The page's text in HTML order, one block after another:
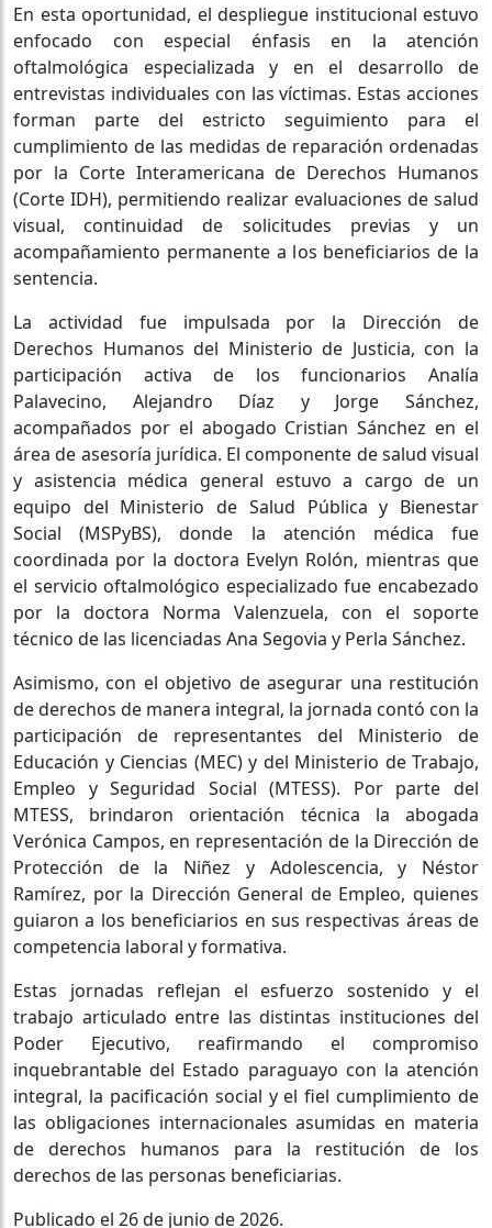
En esta oportunidad, el despliegue institucional estuvo
enfocado con especial énfasis en la atención
oftalmológica especializada y en el desarrollo de
entrevistas individuales con las víctimas. Estas acciones
forman parte del estricto seguimiento para el
cumplimiento de las medidas de reparación ordenadas
por la Corte Interamericana de Derechos Humanos
(Corte IDH), permitiendo realizar evaluaciones de salud
visual, continuidad de solicitudes previas y un
acompañamiento permanente a los beneficiarios de la
sentencia.
La actividad fue impulsada por la Dirección de
Derechos Humanos del Ministerio de Justicia, con la
participación activa de los funcionarios Analía
Palavecino, Alejandro Díaz y Jorge Sánchez,
acompañados por el abogado Cristian Sánchez en el
área de asesoría jurídica. El componente de salud visual
y asistencia médica general estuvo a cargo de un
equipo del Ministerio de Salud Pública y Bienestar
Social (MSPyBS), donde la atención médica fue
coordinada por la doctora Evelyn Rolón, mientras que
el servicio oftalmológico especializado fue encabezado
por la doctora Norma Valenzuela, con el soporte
técnico de las licenciadas Ana Segovia y Perla Sánchez.
Asimismo, con el objetivo de asegurar una restitución
de derechos de manera integral, la jornada contó con la
participación de representantes del Ministerio de
Educación y Ciencias (MEC) y del Ministerio de Trabajo,
Empleo y Seguridad Social (MTESS). Por parte del
MTESS, brindaron orientación técnica la abogada
Verónica Campos, en representación de la Dirección de
Protección de la Niñez y Adolescencia, y Néstor
Ramírez, por la Dirección General de Empleo, quienes
guiaron a los beneficiarios en sus respectivas áreas de
competencia laboral y formativa.
Estas jornadas reflejan el esfuerzo sostenido y el
trabajo articulado entre las distintas instituciones del
Poder Ejecutivo, reafirmando el compromiso
inquebrantable del Estado paraguayo con la atención
integral, la pacificación social y el fiel cumplimiento de
las obligaciones internacionales asumidas en materia
de derechos humanos para la restitución de los
derechos de las personas beneficiarias.
Publicado el 26 de junio de 2026.